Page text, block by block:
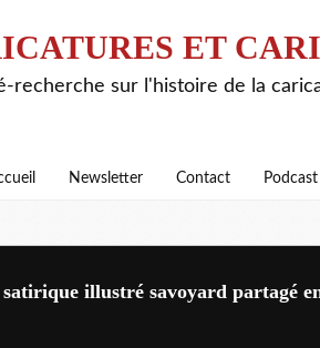
ET
recherche sur l'histoire de la
Newsletter Contact Podcast
illustré savoyard partagé